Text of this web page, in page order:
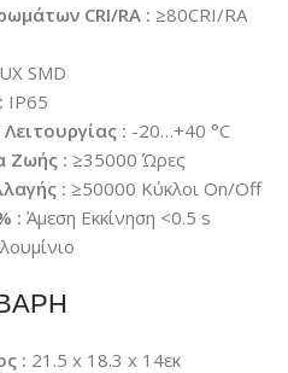
CRI/RA : ≥80CRI/RA
SMD
IP65
: -20…+40 °C
Ζωής : ≥35000 Ώρες
: ≥50000 Κύκλοι On/Off
: Άμεση Εκκίνηση <0.5 s
: 21.5 x 18.3 x 14εκ